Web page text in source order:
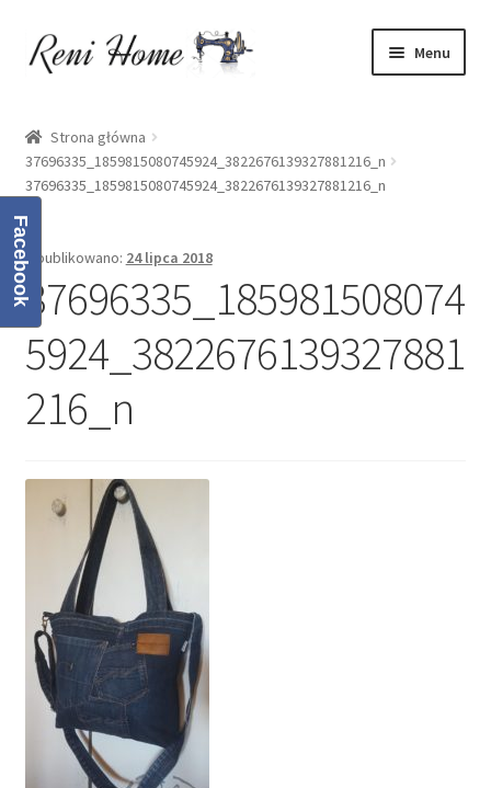
Przejdź
do
Przejdź
do
Menu
Kontakt
Koszyk
Moje konto
O mnie
Oferta
Regulamin
Zamówienie
Strona główna
37696335_1859815080745924_3822676139327881216_n
37696335_1859815080745924_3822676139327881216_n
Opublikowano: 24 lipca 2018
37696335_185981508074
5924_3822676139327881
216_n
Facebook